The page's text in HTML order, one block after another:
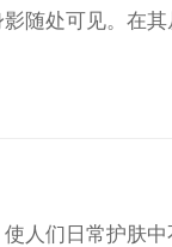
随处可见。在
们日常护肤中